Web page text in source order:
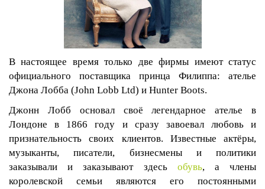
В настоящее время только две фирмы имеют статус
официального поставщика принца Филиппа: ателье
Джона Лобба (John Lobb Ltd) и Hunter Boots.
Джонн Лобб основал своё легендарное ателье в
Лондоне в 1866 году и сразу завоевал любовь и
признательность своих клиентов. Известные актёры,
музыканты, писатели, бизнесмены и политики
заказывали и заказывают здесь обувь, а члены
королевской семьи являются его постоянными